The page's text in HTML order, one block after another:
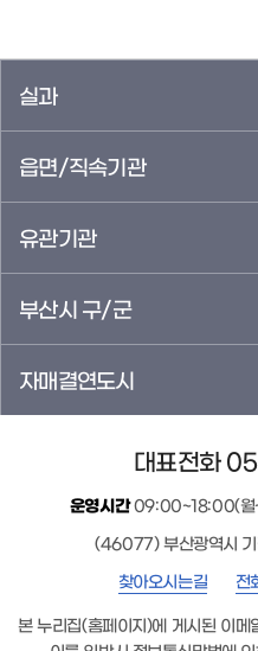
실과
읍면/직속기관
유관기관
부산시 구/군
자매결연도시
대표전화
운영시간09:00~18:00(월
(46077) 부산광역시
찾아오시는길
전
본 누리집(홈페이지)에 게시된 이메